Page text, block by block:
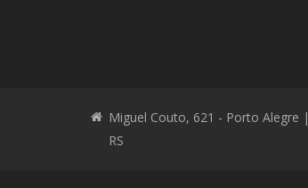
Miguel Couto, 621 - Porto Alegre |
RS